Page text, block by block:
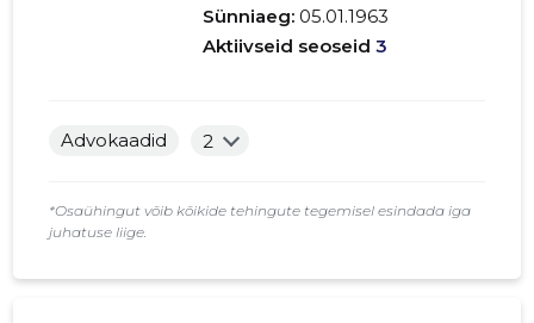
Sünniaeg:05.01.1963
Aktiivseid seoseid 3
Advokaadid 2
*Osaühingut võib kõikide tehingute tegemisel esindada iga
juhatuse liige.